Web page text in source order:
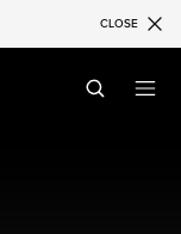
CLOSE